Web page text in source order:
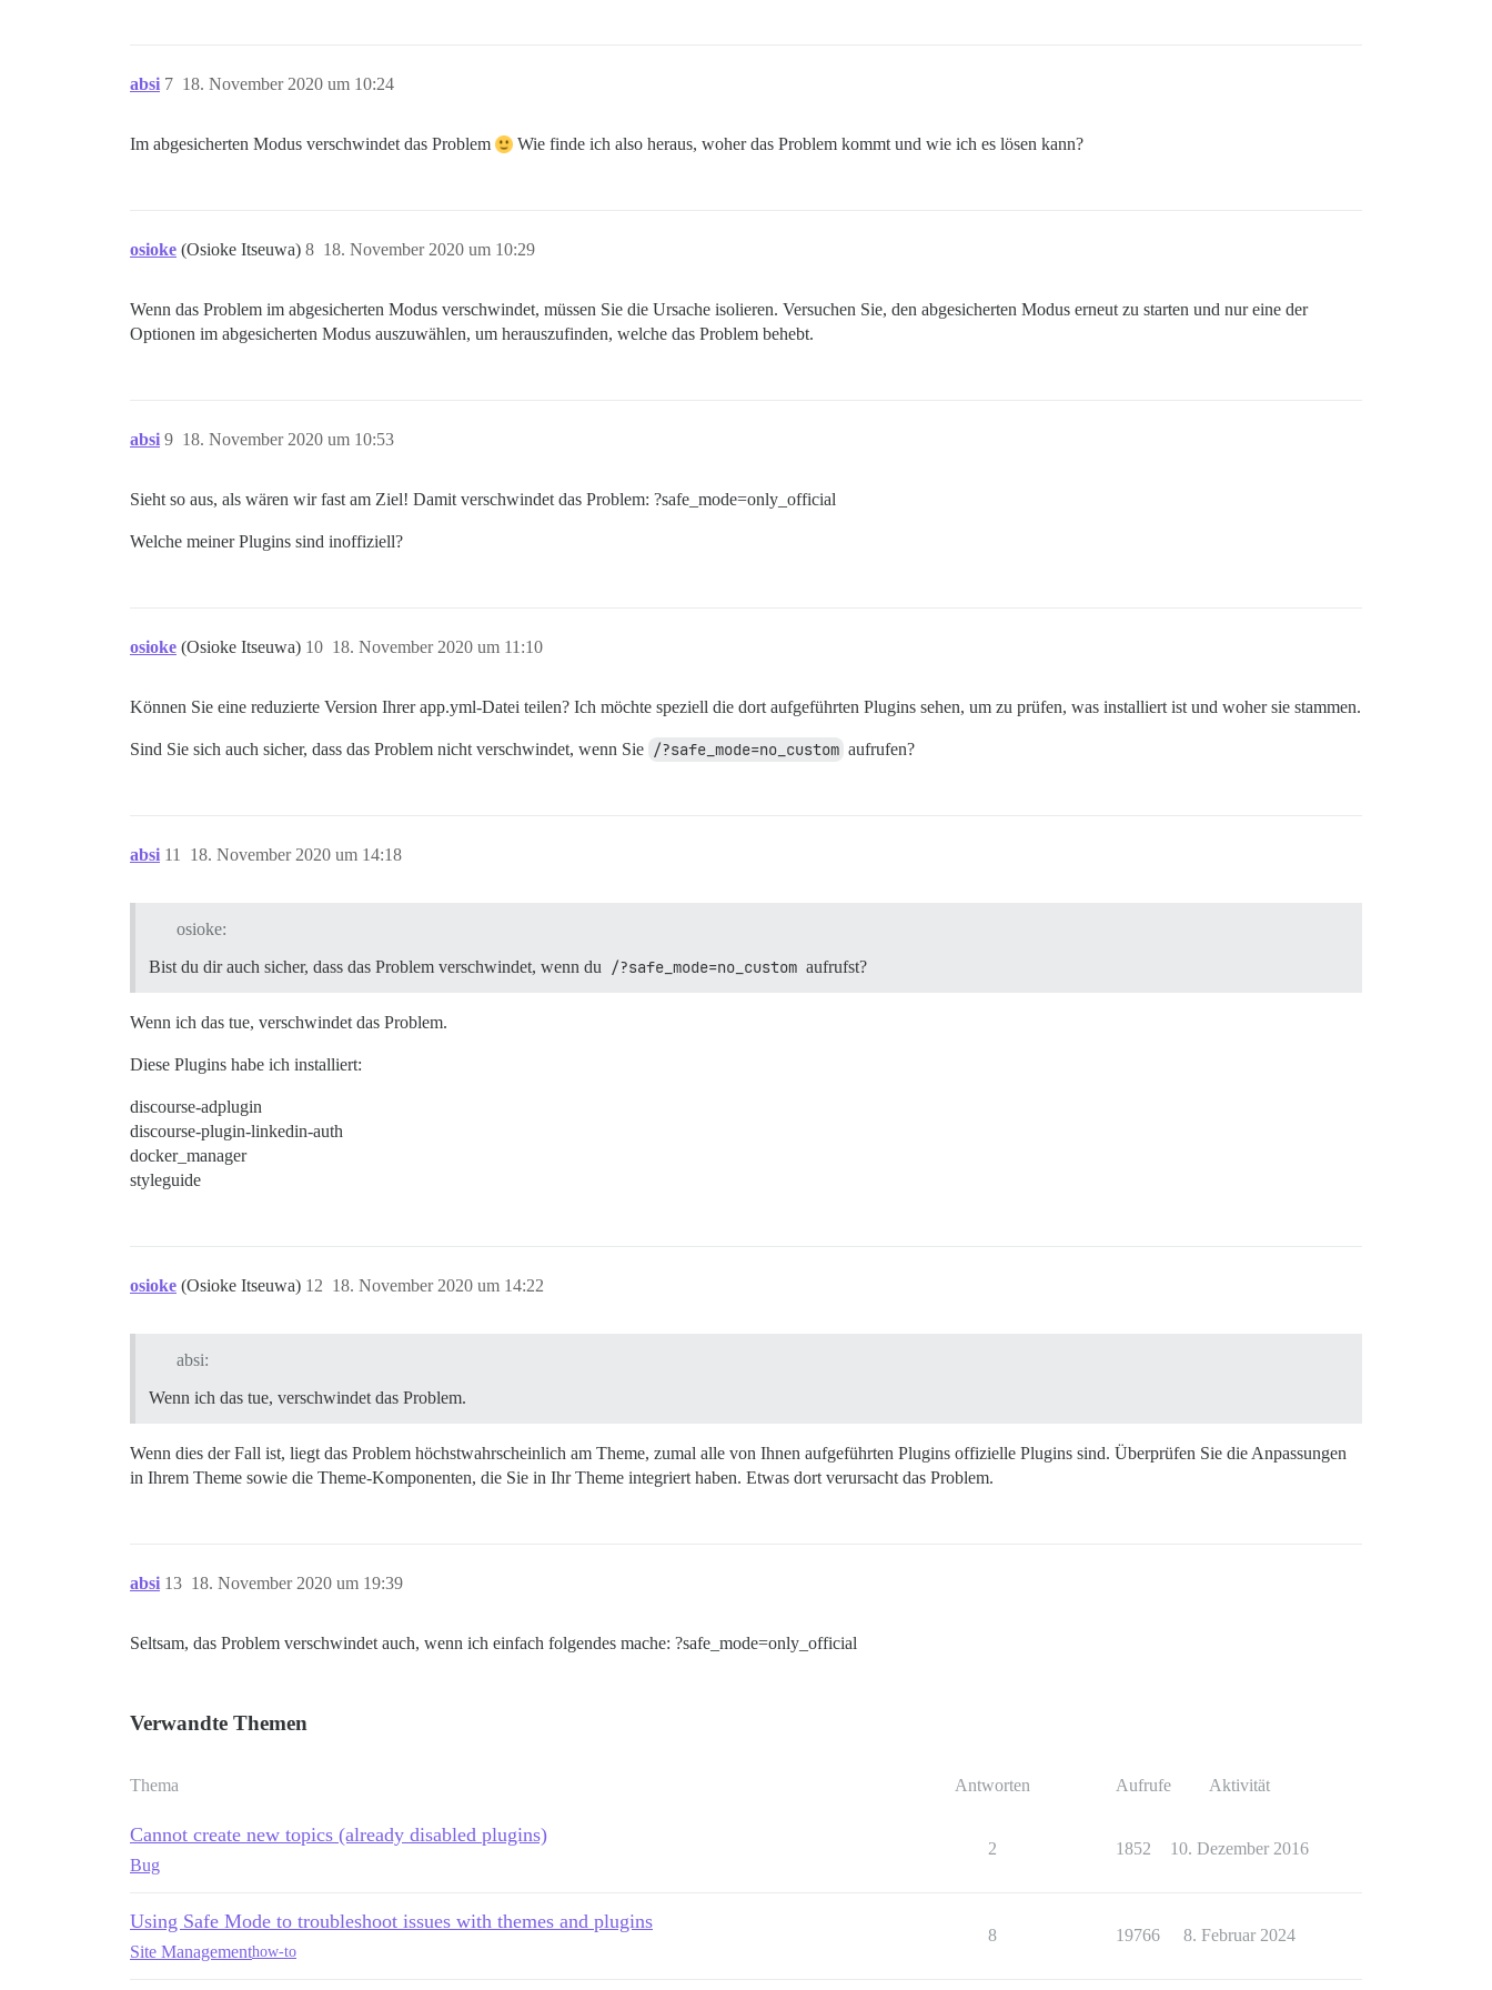
absi 18. November 2020 um 10:24
7
Im abgesicherten Modus verschwindet das Problem Wie finde ich also heraus, woher das Problem kommt und wie ich es lösen kann?
osioke (Osioke Itseuwa) 18. November 2020 um 10:29
8
Wenn das Problem im abgesicherten Modus verschwindet, müssen Sie die Ursache isolieren. Versuchen Sie, den abgesicherten Modus erneut zu starten und nur eine der
Optionen im abgesicherten Modus auszuwählen, um herauszufinden, welche das Problem behebt.
absi 18. November 2020 um 10:53
9
Sieht so aus, als wären wir fast am Ziel! Damit verschwindet das Problem: ?safe_mode=only_official
Welche meiner Plugins sind inoffiziell?
osioke (Osioke Itseuwa) 18. November 2020 um 11:10
10
Können Sie eine reduzierte Version Ihrer app.yml-Datei teilen? Ich möchte speziell die dort aufgeführten Plugins sehen, um zu prüfen, was installiert ist und woher sie stammen.
Sind Sie sich auch sicher, dass das Problem nicht verschwindet, wenn Sie /?safe_mode=no_custom aufrufen?
absi 18. November 2020 um 14:18
11
osioke:
Bist du dir auch sicher, dass das Problem verschwindet, wenn du
/?safe_mode=no_custom aufrufst?
Wenn ich das tue, verschwindet das Problem.
Diese Plugins habe ich installiert:
discourse-adplugin
discourse-plugin-linkedin-auth
docker_manager
styleguide
osioke (Osioke Itseuwa) 18. November 2020 um 14:22
12
absi:
Wenn ich das tue, verschwindet das Problem.
Wenn dies der Fall ist, liegt das Problem höchstwahrscheinlich am Theme, zumal alle von Ihnen aufgeführten Plugins offizielle Plugins sind. Überprüfen Sie die Anpassungen
in Ihrem Theme sowie die Theme-Komponenten, die Sie in Ihr Theme integriert haben. Etwas dort verursacht das Problem.
absi 18. November 2020 um 19:39
13
Seltsam, das Problem verschwindet auch, wenn ich einfach folgendes mache: ?safe_mode=only_official
Verwandte Themen
Thema Antworten Aufrufe Aktivität
Cannot create new topics (already disabled plugins)
Bug
2 1852 10. Dezember 2016
Using Safe Mode to troubleshoot issues with themes and plugins
Site Managementhow-to
8 19766 8. Februar 2024